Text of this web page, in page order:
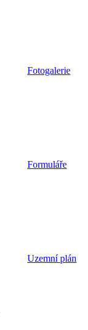
Fotogalerie
Formuláře
Uzemní plán